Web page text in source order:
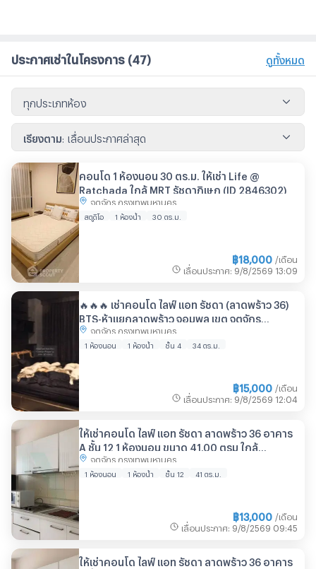
ประกาศเช่าในโครงการ (47) ดูทั้งหมด
ทุกประเภทห้อง
เรียงตาม เลื่อนประกาศล่าสุด
คอนโด 1 ห้องนอน 30 ตร.ม. ให้เช่า Life @
Ratchada ใกล้ MRT รัชดาภิเษก (ID 2846302)
จตุจักร กรุงเทพมหานคร
สตูดิโอ 1 ห้องน้ำ 30 ตร.ม.
฿18,000 /เดือน
เลื่อนประกาศ : 9/8/2569 13:09
🔥🔥🔥 เช่าคอนโด ไลฟ์ แอท รัชดา (ลาดพร้าว 36)
BTS-ห้าแยกลาดพร้าว จอมพล เขต จตุจักร
กรุงเทพ CX-40611 ✅ ทักไลน์
@connexproperty ตอบทันที ทีมงานมืออาชีพ ✅
จตุจักร กรุงเทพมหานคร
1 ห้องนอน 1 ห้องน้ำ ชั้น 4 34 ตร.ม.
฿15,000 /เดือน
เลื่อนประกาศ : 9/8/2569 12:04
ให้เช่าคอนโด ไลฟ์ แอท รัชดา ลาดพร้าว 36 อาคาร
A ชั้น 12 1 ห้องนอน ขนาด 41.00 ตรม ใกล้
Central ลาดพร้าว
จตุจักร กรุงเทพมหานคร
1 ห้องนอน 1 ห้องน้ำ ชั้น 12 41 ตร.ม.
฿13,000 /เดือน
เลื่อนประกาศ : 9/8/2569 09:45
ให้เช่าคอนโด ไลฟ์ แอท รัชดา ลาดพร้าว 36 อาคาร